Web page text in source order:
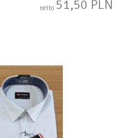
netto 51,50 PLN